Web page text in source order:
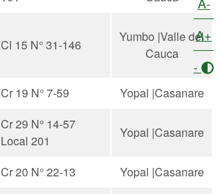
Cl 15 N° 31-146
Yumbo |Valle del
Cauca
Cr 19 N° 7-59
Yopal |Casanare
Cr 29 N° 14-57
Local 201
Yopal |Casanare
Cr 20 N° 22-13
Yopal |Casanare
A+
-